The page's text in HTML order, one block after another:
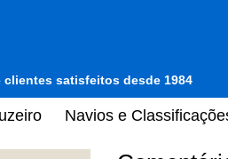
clientes satisfeitos desde 1984
Navios e